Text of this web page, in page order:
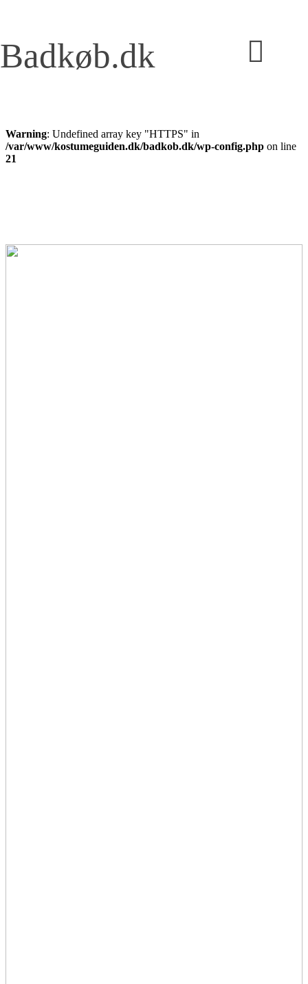
Warning: Undefined array key "HTTPS" in
/var/www/kostumeguiden.dk/badkob.dk/wp-config.php on line
21
Badkøb.dk